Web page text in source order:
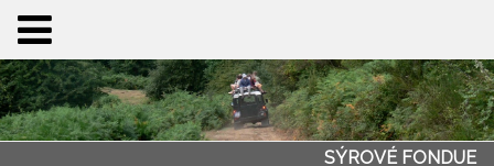
SÝROVÉ FONDUE